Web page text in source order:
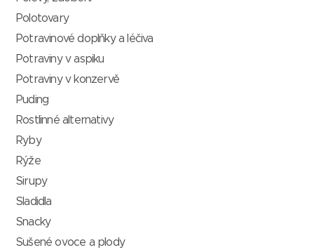
Polotovary
Potravinové doplňky a léčiva
Potraviny v aspiku
Potraviny v konzervě
Puding
Rostlinné alternativy
Ryby
Rýže
Sirupy
Sladidla
Snacky
Sušené ovoce a plody